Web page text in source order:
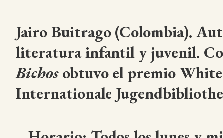
Jairo Buitrago (Colombia).
literatura infantil y juvenil.
Bichosobtuvo el premio White
Internationale